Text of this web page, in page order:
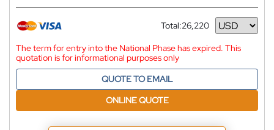
Total:26,220
Currency
The term for entry into the National Phase has expired. This
quotation is for informational purposes only
QUOTE TO EMAIL
ONLINE QUOTE